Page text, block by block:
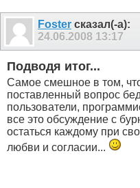
Foster сказал(-а):
24.06.2008 13:17
Подводя итог...
Самое смешное в том,
поставленный вопрос
пользователи,
все это обсуждение с
остаться каждому при
любви и согласии...